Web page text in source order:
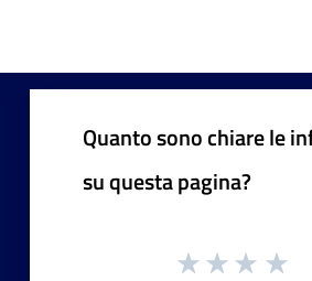
Quanto sono chiare le
su questa pagina?